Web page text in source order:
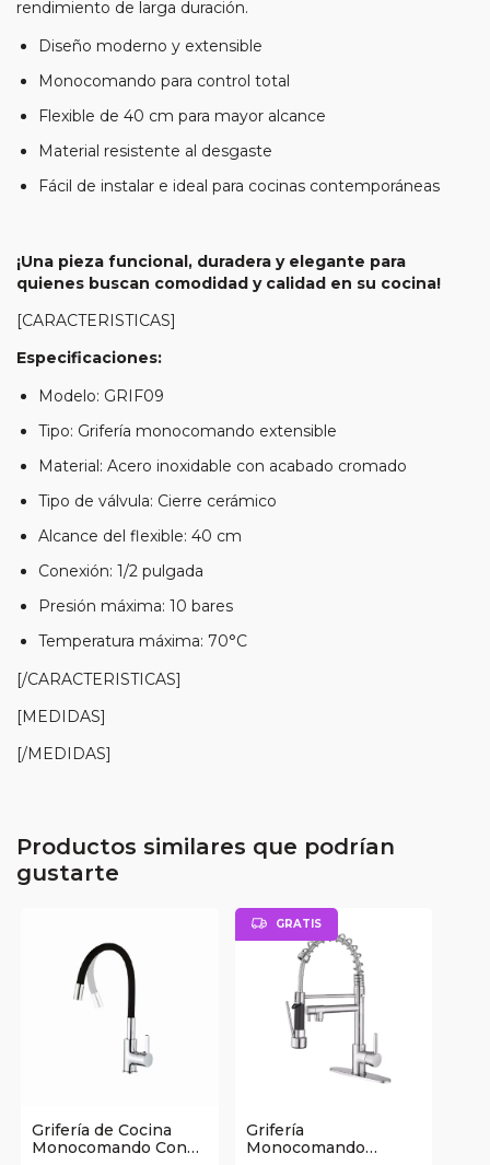
rendimiento de larga duración.
Diseño moderno y extensible
Monocomando para control total
Flexible de 40 cm para mayor alcance
Material resistente al desgaste
Fácil de instalar e ideal para cocinas contemporáneas
¡Una pieza funcional, duradera y elegante para
quienes buscan comodidad y calidad en su cocina!
[CARACTERISTICAS]
Especificaciones:
Modelo: GRIF09
Tipo: Grifería monocomando extensible
Material: Acero inoxidable con acabado cromado
Tipo de válvula: Cierre cerámico
Alcance del flexible: 40 cm
Conexión: 1/2 pulgada
Presión máxima: 10 bares
Temperatura máxima: 70°C
[/CARACTERISTICAS]
[MEDIDAS]
[/MEDIDAS]
Productos similares que podrían
gustarte
Grifería de Cocina
Monocomando Con
GRATIS
Grifería
Monocomando